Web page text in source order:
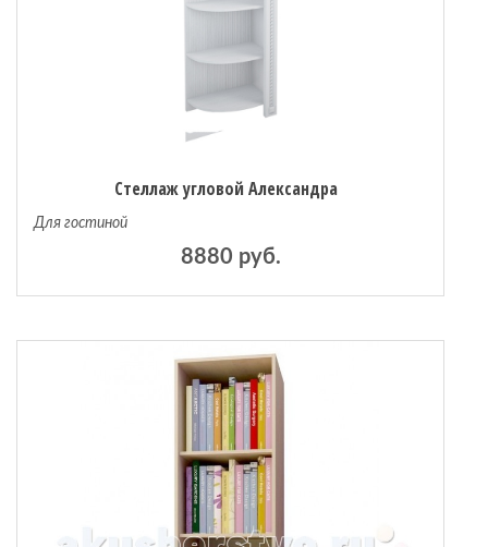
Стеллаж угловой Александра
Для гостиной
8880 руб.